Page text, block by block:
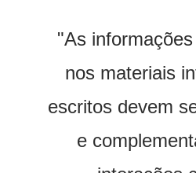
"As
nos materiais
escritos devem
e